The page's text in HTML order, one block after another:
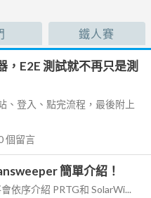
鐵人賽
E2E 測試就不再只是測
、登入、點完流程，最後附上
個留言
簡單介紹！
依序介紹 PRTG和 SolarWi...